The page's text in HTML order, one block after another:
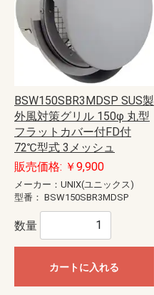
BSW150SBR3MDSP SUS製
外風対策グリル 150φ 丸型
フラットカバー付FD付
72℃型式 3メッシュ
販売価格: ￥9,900
メーカー：UNIX(ユニックス)
型番： BSW150SBR3MDSP
数量
カートに入れる